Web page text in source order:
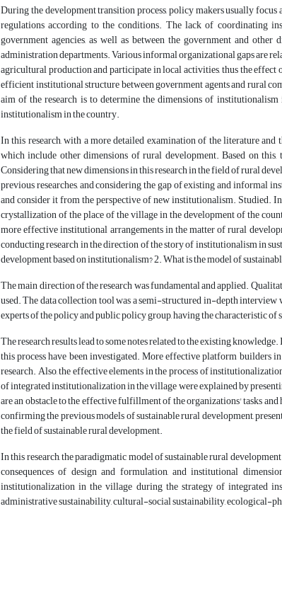
During the development transition process, policy makers usually
regulations according to the conditions. The lack of coordinating
government agencies, as well as between the government and
administration departments. Various informal organizational gaps are
agricultural production and participate in local activities, thus the
efficient institutional structure between government agents and rural
aim of the research is to determine the dimensions of
institutionalism in the country.
In this research, with a more detailed examination of the literature
which include other dimensions of rural development. Based on
Considering that new dimensions in this research in the field of rural
previous researches, and considering the gap of existing and informal
and consider it from the perspective of new institutionalism. Studied.
crystallization of the place of the village in the development of the
more effective institutional arrangements in the matter of rural
conducting research in the direction of the story of institutionalism in
development based on institutionalism? 2. What is the model of
The main direction of the research was fundamental and applied.
used. The data collection tool was a semi-structured in-depth
experts of the policy and public policy group, having the characteristic
The research results lead to some notes related to the existing
this process have been investigated. More effective platform
research. Also, the effective elements in the process of
of integrated institutionalization in the village were explained by
are an obstacle to the effective fulfillment of the organizations' tasks
confirming the previous models of sustainable rural development,
the field of sustainable rural development.
In this research, the paradigmatic model of sustainable rural
consequences of design and formulation, and institutional
institutionalization in the village during the strategy of integrated
administrative sustainability, cultural-social sustainability,